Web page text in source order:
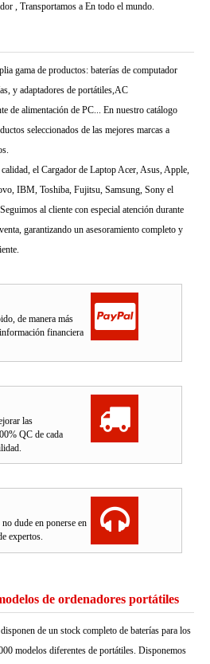
, Transportamos a En todo el mundo.
gama de productos: baterías de computador
y adaptadores de portátiles,AC
de alimentación de PC... En nuestro catálogo
seleccionados de las mejores marcas a
el Cargador de Laptop Acer, Asus, Apple,
IBM, Toshiba, Fujitsu, Samsung, Sony el
al cliente con especial atención durante
garantizando un asesoramiento completo y
de manera más
financiera
las
QC de cada
dude en ponerse en
expertos.
de ordenadores portátiles
de un stock completo de baterías para los
modelos diferentes de portátiles. Disponemos